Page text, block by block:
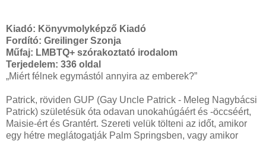
Kiadó: Könyvmolyképző Kiadó
Fordító: Greilinger Szonja
Műfaj: LMBTQ+ szórakoztató irodalom
Terjedelem: 336 oldal
„Miért félnek egymástól annyira az emberek?”
Patrick, röviden GUP (Gay Uncle Patrick - Meleg Nagybácsi
Patrick) születésük óta odavan unokahúgáért és -öccséért,
Maisie-ért és Grantért. Szereti velük tölteni az időt, amikor
egy hétre meglátogatják Palm Springsben, vagy amikor